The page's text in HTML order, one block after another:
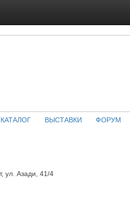
КАТАЛОГ ВЫСТАВКИ ФОРУМ
ул. Азади, 41/4